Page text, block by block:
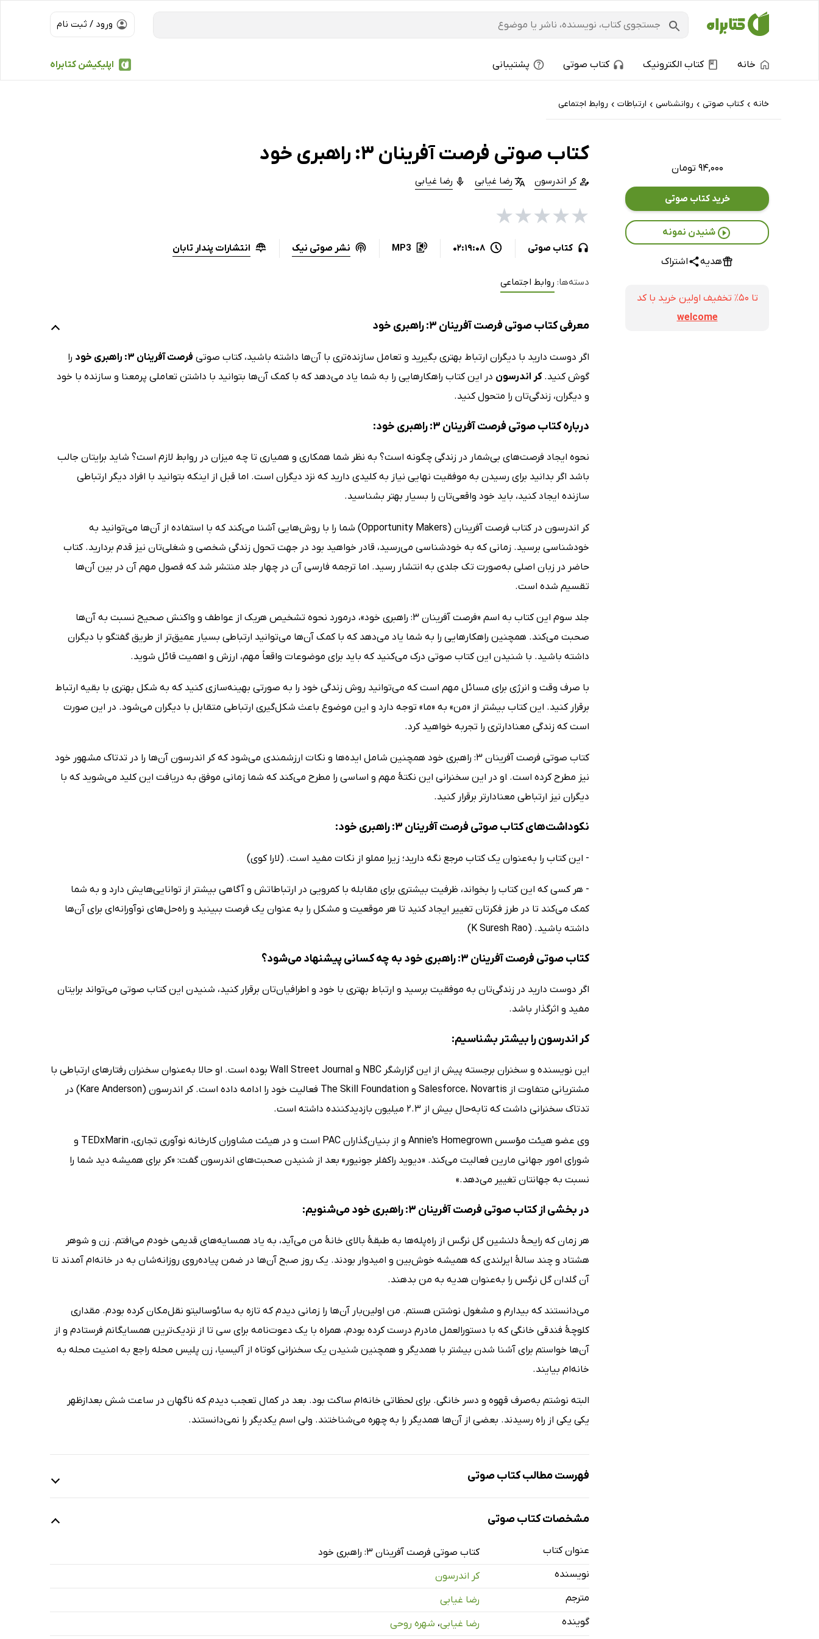
ورود / ثبت نام
اپلیکیشن کتابراه خانه کتاب الکترونیک کتاب صوتی پشتیبانی
خانه › کتاب‌ صوتی › روانشناسی › ارتباطات › روابط اجتماعی
۹۴,۰۰۰ تومان
خرید کتاب صوتی
شنیدن نمونه
هدیه اشتراک
تا ۵۰٪ تخفیف اولین خرید با کد
welcome
کتاب صوتی فرصت آفرینان 3: راهبری خود
کر اندرسون رضا غیابی رضا غیابی
★
★
★
★
★
کتاب صوتی 02:19:08
MP3 نشر صوتی نیک انتشارات پندار تابان
دسته‌ها: روابط اجتماعی
معرفی کتاب صوتی فرصت آفرینان 3: راهبری خود
اگر دوست دارید با دیگران ارتباط بهتری بگیرید و تعامل سازنده‌تری با آن‌ها داشته باشید، کتاب صوتی فرصت آفرینان 3: راهبری خود
را
گوش کنید.کر اندرسون در این کتاب راهکارهایی را به شما یاد می‌دهد که با کمک آن‌ها بتوانید با داشتن تعاملی پرمعنا و سازنده با خود
و دیگران، زندگی‌تان را متحول کنید.
درباره کتاب صوتی فرصت آفرینان 3: راهبری خود:
نحوه ایجاد فرصت‌های بی‌شمار در زندگی چگونه است؟ به نظر شما همکاری و همیاری تا چه میزان در روابط لازم است؟ شاید برایتان جالب
باشد اگر بدانید برای رسیدن به موفقیت نهایی نیاز به کلیدی دارید که نزد دیگران است. اما قبل از اینکه بتوانید با افراد دیگر ارتباطی
سازنده ایجاد کنید، باید خود واقعی‌تان را بسیار بهتر بشناسید.
کر اندرسون در کتاب فرصت آفرینان (Opportunity Makers) شما را با روش‌هایی آشنا می‌کند که با استفاده از آن‌ها می‌توانید به
خودشناسی برسید. زمانی که به خودشناسی می‌رسید، قادر خواهید بود در جهت تحول زندگی شخصی و شغلی‌تان نیز قدم بردارید. کتاب
حاضر در زبان اصلی به‌صورت تک جلدی به انتشار رسید. اما ترجمه فارسی آن در چهار جلد منتشر شد که فصول مهم آن در بین آن‌ها
تقسیم شده است.
جلد سوم این کتاب به اسم «فرصت آفرینان 3: راهبری خود»، درمورد نحوه تشخیص هریک از عواطف و واکنش صحیح نسبت به آن‌ها
صحبت می‌کند. همچنین راهکارهایی را به شما یاد می‌دهد که با کمک آن‌ها می‌توانید ارتباطی بسیار عمیق‌تر از طریق گفتگو با دیگران
داشته باشید. با شنیدن این کتاب صوتی درک می‌کنید که باید برای موضوعات واقعاً مهم، ارزش و اهمیت قائل شوید.
با صرف وقت و انرژی برای مسائل مهم است که می‌توانید روش زندگی خود را به صورتی بهینه‌سازی کنید که به شکل بهتری با بقیه ارتباط
برقرار کنید. این کتاب بیشتر از «من» به «ما» توجه دارد و این موضوع باعث شکل‌گیری ارتباطی متقابل با دیگران می‌شود. در این صورت
است که زندگی معنادارتری را تجربه خواهید کرد.
کتاب صوتی فرصت آفرینان 3: راهبری خود همچنین شامل ایده‌ها و نکات ارزشمندی می‌شود که کر اندرسون آن‌ها را در تدتاک مشهور خود
نیز مطرح کرده است. او در این سخنرانی این نکتهٔ مهم و اساسی را مطرح می‌کند که شما زمانی موفق به دریافت این کلید می‌شوید که با
دیگران نیز ارتباطی معنادارتر برقرار کنید.
نکوداشت‌های کتاب صوتی فرصت آفرینان 3: راهبری خود:
- این کتاب را به‌عنوان یک کتاب مرجع نگه دارید؛ زیرا مملو از نکات مفید است. (لارا کوی)
- هر کسی که این کتاب را بخواند، ظرفیت بیشتری برای مقابله با کمرویی در ارتباطاتش و آگاهی بیشتر از توانایی‌هایش دارد و به شما
کمک می‌کند تا در طرز فکرتان تغییر ایجاد کنید تا هر موقعیت و مشکل را به عنوان یک فرصت ببینید و راه‌حل‌های نوآورانه‌ای برای آن‌ها
داشته باشید. (K Suresh Rao)
کتاب صوتی فرصت آفرینان 3: راهبری خود به چه کسانی پیشنهاد می‌شود؟
اگر دوست دارید در زندگی‌تان به موفقیت برسید و ارتباط بهتری با خود و اطرافیان‌تان برقرار کنید، شنیدن این کتاب صوتی می‌تواند برایتان
مفید و اثرگذار باشد.
کر اندرسون را بیشتر بشناسیم:
این نویسنده و سخنران برجسته پیش از این گزارشگر NBC و Wall Street Journal بوده است. او حالا به‌عنوان سخنران رفتارهای ارتباطی با
مشتریانی متفاوت از Salesforce، Novartis و The Skill Foundation فعالیت خود را ادامه داده است. کر اندرسون (Kare Anderson) در
تدتاک سخنرانی داشت که تابه‌حال بیش از 2.3 میلیون بازدیدکننده داشته است.
وی عضو هیئت مؤسس Annie's Homegrown و از بنیان‌گذاران PAC است و در هیئت مشاوران کارخانه نوآوری تجاری، TEDxMarin و
شورای امور جهانی مارین فعالیت می‌کند. «دیوید راکفلر جونیور» بعد از شنیدن صحبت‌های اندرسون گفت: «کر برای همیشه دید شما را
نسبت به جهانتان تغییر می‌دهد.»
در بخشی از کتاب صوتی فرصت آفرینان 3: راهبری خود می‌شنویم:
هر زمان که رایحهٔ دلنشین گل نرگس از راه‌پله‌ها به طبقهٔ بالای خانهٔ من می‌آید، به یاد همسایه‌های قدیمی خودم می‌افتم. زن و شوهر
هشتاد و چند سالهٔ ایرلندی که همیشه خوش‌بین و امیدوار بودند. یک روز صبح آن‌ها در ضمن پیاده‌روی روزانه‌شان به در خانه‌ام آمدند تا
آن گلدان گل نرگس را به‌عنوان هدیه به من بدهند.
می‌دانستند که بیدارم و مشغول نوشتن هستم. من اولین‌بار آن‌ها را زمانی دیدم که تازه به سائوسالیتو نقل‌مکان کرده بودم. مقداری
کلوچهٔ فندقی خانگی که با دستورالعمل مادرم درست کرده بودم، همراه با یک دعوت‌نامه برای سی تا از نزدیک‌ترین همسایگانم فرستادم و از
آن‌ها خواستم برای آشنا شدن بیشتر با همدیگر و همچنین شنیدن یک سخنرانی کوتاه از آلیسیا، زن پلیس محله راجع به امنیت محله به
خانه‌ام بیایند.
البته نوشتم به‌صرف قهوه و دسر خانگی. برای لحظاتی خانه‌ام ساکت بود. بعد در کمال تعجب دیدم که ناگهان در ساعت شش بعدازظهر
یکی یکی از راه رسیدند. بعضی از آن‌ها همدیگر را به چهره می‌شناختند. ولی اسم یکدیگر را نمی‌دانستند.
فهرست مطالب کتاب صوتی
نمونه
شناسنامه
متن پشت جلد
درباره‌ی مترجم
یادداشت مترجم
مشخصات کتاب صوتی
عنوان کتاب
کتاب صوتی فرصت آفرینان 3: راهبری خود
نویسنده
کر اندرسون
مترجم
رضا غیابی
گوینده
رضا غیابی، شهره روحی